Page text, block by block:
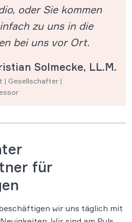
oder Sie kommen
zu uns in die
bei uns vor Ort.
Solmecke, LL.M.
| Gesellschafter |
für
wir uns täglich mit